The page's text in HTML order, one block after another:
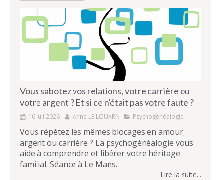
Vous sabotez vos relations, votre carrière ou
votre argent ? Et si ce n'était pas votre faute ?
16 Juil 2026 Anne LE LOUARN Psychogénéalogie
Vous répétez les mêmes blocages en amour,
argent ou carrière ? La psychogénéalogie vous
aide à comprendre et libérer votre héritage
familial. Séance à Le Mans.
Lire la suite...